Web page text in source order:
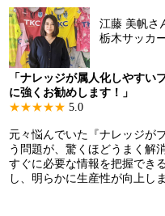
江藤 美帆さ
栃木サッカ
「ナレッジが属人化しやすい
に強くお勧めします！」
★★★★★ 5.0
元々悩んでいた『ナレッジが
う問題が、驚くほどうまく解
すぐに必要な情報を把握でき
し、明らかに生産性が向上し